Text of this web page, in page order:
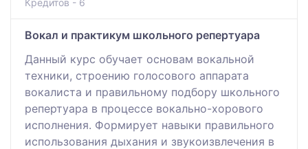
Вокал и практикум школьного репертуара
Данный курс обучает основам вокальной
техники, строению голосового аппарата
вокалиста и правильному подбору школьного
репертуара в процессе вокально-хорового
исполнения. Формирует навыки правильного
использования дыхания и звукоизвлечения в